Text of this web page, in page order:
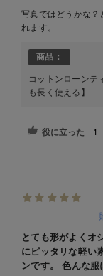
写真ではどうかな？
れます。
商品：
コットンローン
も長く使える】
役に立った 1
とても形がよくオ
にピッタリな軽い
ンです。 色んな服